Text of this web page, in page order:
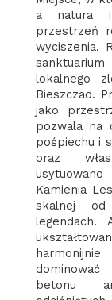
a natura i
przestrzeń
wyciszenia.
lokalnego
Bieszczad.
jako
pozwala na
pośpiechu i
oraz
Kamienia
skalnej
legendach.
betonu